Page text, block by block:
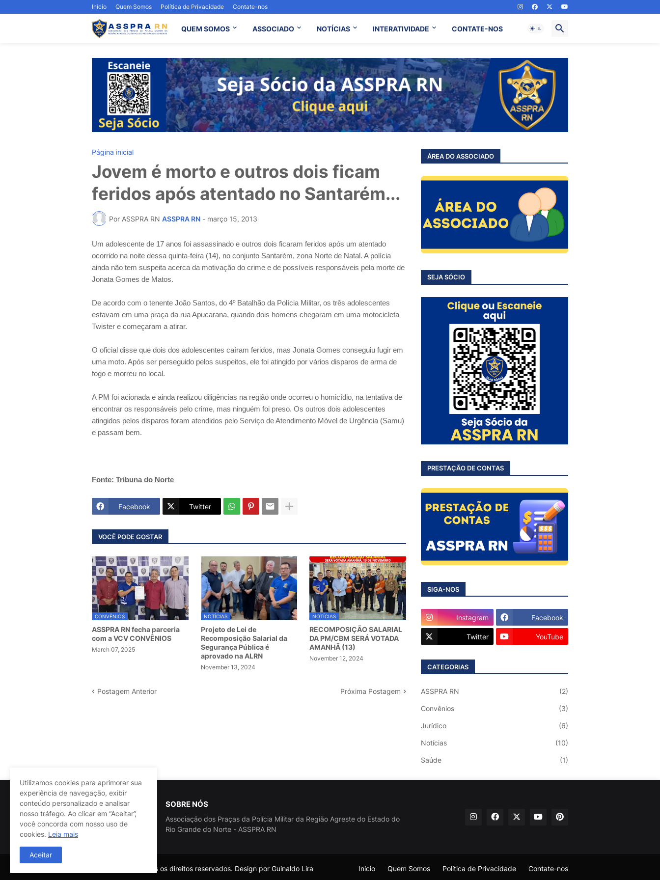
Início Quem Somos Política de Privacidade Contate-nos
QUEM SOMOS ASSOCIADO NOTÍCIAS INTERATIVIDADE CONTATE-NOS
Página inicial
Jovem é morto e outros dois ficam
feridos após atentado no Santarém...
Por ASSPRA RN ASSPRA RN - março 15, 2013
Um adolescente de 17 anos foi assassinado e outros dois ficaram feridos após um atentado
ocorrido na noite dessa quinta-feira (14), no conjunto Santarém, zona Norte de Natal. A polícia
ainda não tem suspeita acerca da motivação do crime e de possíveis responsáveis pela morte de
Jonata Gomes de Matos.
De acordo com o tenente João Santos, do 4º Batalhão da Polícia Militar, os três adolescentes
estavam em uma praça da rua Apucarana, quando dois homens chegaram em uma motocicleta
Twister e começaram a atirar.
O oficial disse que dois dos adolescentes caíram feridos, mas Jonata Gomes conseguiu fugir em
uma moto. Após ser perseguido pelos suspeitos, ele foi atingido por vários disparos de arma de
fogo e morreu no local.
A PM foi acionada e ainda realizou diligências na região onde ocorreu o homicídio, na tentativa de
encontrar os responsáveis pelo crime, mas ninguém foi preso. Os outros dois adolescentes
atingidos pelos disparos foram atendidos pelo Serviço de Atendimento Móvel de Urgência (Samu)
e passam bem.
Fonte: Tribuna do Norte
Facebook Twitter
VOCÊ PODE GOSTAR
CONVÊNIOS
ASSPRA RN fecha parceria
com a VCV CONVÊNIOS
March 07, 2025
NOTÍCIAS
Projeto de Lei de
Recomposição Salarial da
Segurança Pública é
aprovado na ALRN
November 13, 2024
NOTÍCIAS
RECOMPOSIÇÃO SALARIAL
DA PM/CBM SERÁ VOTADA
AMANHÃ (13)
November 12, 2024
Postagem Anterior Próxima Postagem
ÁREA DO ASSOCIADO
SEJA SÓCIO
PRESTAÇÃO DE CONTAS
SIGA-NOS
Instagram Facebook
Twitter YouTube
CATEGORIAS
ASSPRA RN (2)
Convênios (3)
Jurídico (6)
Notícias (10)
Saúde (1)
SOBRE NÓS
Associação dos Praças da Polícia Militar da Região Agreste do Estado do
Rio Grande do Norte - ASSPRA RN
@ASSPRA RN Todos os direitos reservados. Design por Guinaldo Lira Início Quem Somos Política de Privacidade Contate-nos
Utilizamos cookies para aprimorar sua
experiência de navegação, exibir
conteúdo personalizado e analisar
nosso tráfego. Ao clicar em “Aceitar”,
você concorda com nosso uso de
cookies. Leia mais
Aceitar